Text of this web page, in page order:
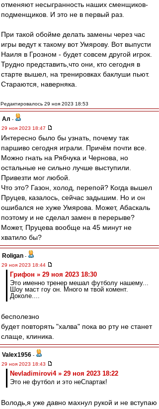
отменяют несыгранность наших сменщиков-
подменщиков. И это не в первый раз.
При такой обойме делать замены через час
игры ведут к такому вот Умярову. Вот выпусти
Наиля в Грозном - будет совсем другой игрок.
Трудно представить,что они, кто сегодня в
старте вышел, на тренировках баклуши пьют.
Стараются, наверняка.
Редактировалось 29 ноя 2023 18:53
Ал -
29 ноя 2023 18:47
Интересно было бы узнать, почему так
паршиво сегодня играли. Причём почти все.
Можно гнать на Рябчука и Чернова, но
остальные не сильно лучше выступили.
Привезти мог любой.
Что это? Газон, холод, перепой? Когда вышел
Пруцев, казалось, сейчас задышим. Но и он
ошибался не хуже Умярова. Может, Абаскаль
поэтому и не сделал замен в перерыве?
Может, Пруцева вообще на 45 минут не
хватило бы?
Roligan -
29 ноя 2023 18:44
Грифон » 29 ноя 2023 18:30
Это именно тренер мешал футболу нашему...
Шоу маст гоу он. Много м твой комент.
Доколе....
бесполезно
будет повторять "халва" пока во рту не станет
слаще, клиника.
Valex1956 -
29 ноя 2023 18:43
Nevladimirovi4 » 29 ноя 2023 18:22
Это не футбол и это неСпартак!
Володь,я уже давно махнул рукой и не вступаю